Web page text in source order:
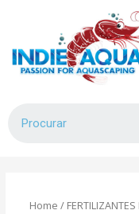
Home / FERTILIZANTES